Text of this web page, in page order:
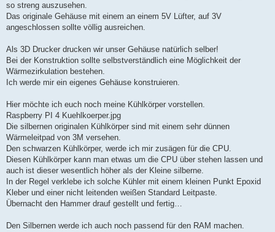
so streng auszusehen.
Das originale Gehäuse mit einem an einem 5V Lüfter, auf 3V
angeschlossen sollte völlig ausreichen.
Als 3D Drucker drucken wir unser Gehäuse natürlich selber!
Bei der Konstruktion sollte selbstverständlich eine Möglichkeit der
Wärmezirkulation bestehen.
Ich werde mir ein eigenes Gehäuse konstruieren.
Hier möchte ich euch noch meine Kühlkörper vorstellen.
Raspberry PI 4 Kuehlkoerper.jpg
Die silbernen originalen Kühlkörper sind mit einem sehr dünnen
Wärmeleitpad von 3M versehen.
Den schwarzen Kühlkörper, werde ich mir zusägen für die CPU.
Diesen Kühlkörper kann man etwas um die CPU über stehen lassen und
auch ist dieser wesentlich höher als der Kleine silberne.
In der Regel verklebe ich solche Kühler mit einem kleinen Punkt Epoxid
Kleber und einer nicht leitenden weißen Standard Leitpaste.
Übernacht den Hammer drauf gestellt und fertig…
Den Silbernen werde ich auch noch passend für den RAM machen.